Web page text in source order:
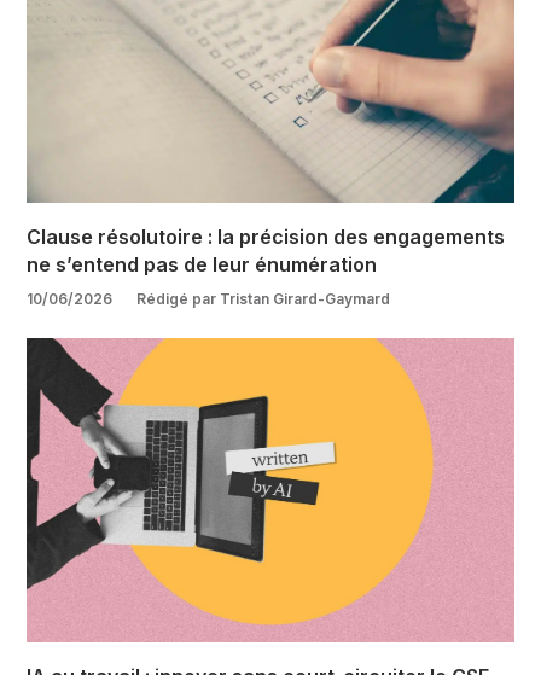
Clause résolutoire : la précision des engagements
ne s’entend pas de leur énumération
10/06/2026 Rédigé par Tristan Girard-Gaymard